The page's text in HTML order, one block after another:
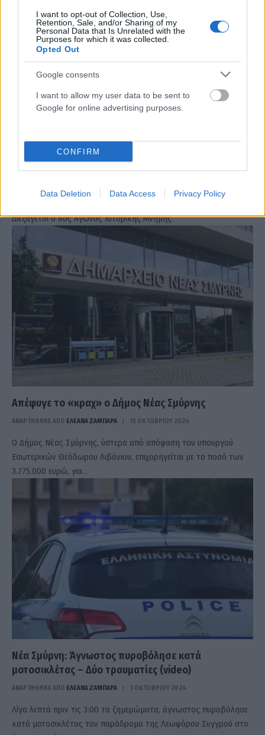
I want to opt-out of Collection, Use,
Retention, Sale, and/or Sharing of my
Personal Data that Is Unrelated with the
Purposes for which it was collected.
Opted Out
Google consents
I want to allow my user data to be sent to
Google for online advertising purposes.
CONFIRM
Data Deletion Data Access Privacy Policy
ΑΝΑΡΤΗΘΗΚΕ ΑΠΟGMYLONAS 1 ΔΕΚΕΜΒΡΊΟΥ 2024
Διεξάγεται ο 8ος Αγώνας Ιστορικής Μνήμης
Απέφυγε το «κραχ» ο Δήμος Νέας Σμύρνης
ΑΝΑΡΤΗΘΗΚΕ ΑΠΟ ΕΛΕΑΝΑ ΖΑΜΠΑΡΑ 15 ΟΚΤΩΒΡΊΟΥ 2024
Ο Δήμος Νέας Σμύρνης, ύστερα από απόφαση του υπουργού
Εσωτερικών Θεόδωρου Λιβάνιου, επιχορηγείται με το ποσό των
3.775.000 ευρώ, για…
Νέα Σμύρνη: Άγνωστος πυροβόλησε κατά
μοτοσικλέτας – Δύο τραυματίες (video)
ΑΝΑΡΤΗΘΗΚΕ ΑΠΟ ΕΛΕΑΝΑ ΖΑΜΠΑΡΑ 3 ΟΚΤΩΒΡΊΟΥ 2024
Λίγα λεπτά πριν τις 3:00 τα ξημερώματα, άγνωστος πυροβόλησε
κατά μοτοσικλέτας τον παράδρομο της Λεωφόρου Συγγρού στο